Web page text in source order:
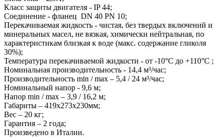
Класс защиты двигателя - IP 44;
Соединение - фланец DN 40 PN 10;
Перекачиваемая жидкость - чистая, без твердых включений и
минеральных масел, не вязкая, химически нейтральная, по
характеристикам близкая к воде (макс. содержание гликоля
30%);
Температура перекачиваемой жидкости - от -10°C до +110°C ;
Номинальная производительность - 14,4 м³/час;
Производительность min / max – 5,4 / 24 м³/час;
Номинальный напор - 9,6 м;
Напор min / max – 3,9 / 16,2 м;
Габариты – 419x273х230мм;
Вес – 20 кг;
Гарантия – 2 года;
Произведено в Италии.